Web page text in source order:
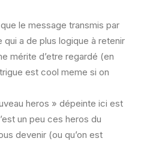
le message transmis par
qui a de plus logique à retenir
mérite d’etre regardé (en
est cool meme si on
heros » dépeinte ici est
un peu ces heros du
devenir (ou qu’on est